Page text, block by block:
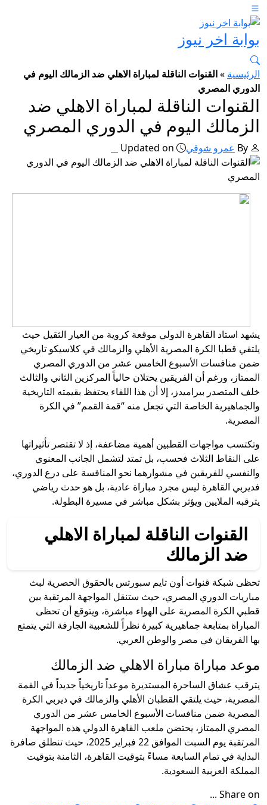
بوابة اخر نيوز
الرئيسية »القنوات الناقلة لمباراة الاهلي ضد الزمالك اليوم في
الدوري المصري
القنوات الناقلة لمباراة الاهلي ضد
الزمالك اليوم في الدوري المصري
By عمرو شوقي Updated on
يشهد استاد القاهرة الدولي موقعة كروية من العيار الثقيل حيث
يلتقي قطبا الكرة المصرية الأهلي والزمالك في كلاسيكو تاريخي
ضمن منافسات الأسبوع الخامس عشر من الدوري المصري
الممتاز، ورغم أن الفريقين يحتلان حالياً المركزين الثاني والثالث
خلف المتصدر بيراميدز، إلا أن هذا اللقاء يحتفظ بقيمته التاريخية
والجماهيرية الخاصة التي تجعل منه “قمة القمم” في الكرة
المصرية.
وتكتسب مواجهات القطبين أهمية مضاعفة، إذ لا تقتصر تأثيراتها
على النقاط الثلاث فحسب، بل تمتد لتشمل الجانب المعنوي
والنفسي للفريقين في مشوارهما نحو المنافسة على درع الدوري،
فديربي القاهرة ليس مجرد مباراة عادية، بل هو حدث رياضي
يترقبه الملايين ويؤثر بشكل مباشر في مسيرة البطولة.
القنوات الناقلة لمباراة الاهلي
ضد الزمالك
تحظى شبكة قنوات أون تايم سبورتس بالحقوق الحصرية لبث
مباريات الدوري المصري، حيث ستنقل المواجهة المرتقبة بين
قطبي الكرة المصرية على الهواء مباشرة، ويتوقع أن تحظى
المباراة بمتابعة جماهيرية كبيرة نظراً للشعبية الجارفة التي يتمتع
بها الفريقان في مصر والوطن العربي.
موعد مباراة مباراة الاهلي ضد الزمالك
يترقب عشاق الساحرة المستديرة موعداً تاريخياً جديداً في القمة
المصرية، حيث يلتقي القطبان الأهلي والزمالك في ديربي الكرة
المصرية ضمن منافسات الأسبوع الخامس عشر من الدوري
المصري الممتاز، يحتضن ملعب القاهرة الدولي هذه المواجهة
المرتقبة يوم السبت الموافق 22 فبراير 2025، حيث تنطلق صافرة
البداية في تمام السابعة مساءً بتوقيت القاهرة، الثامنة بتوقيت
المملكة العربية السعودية.
Share on ...